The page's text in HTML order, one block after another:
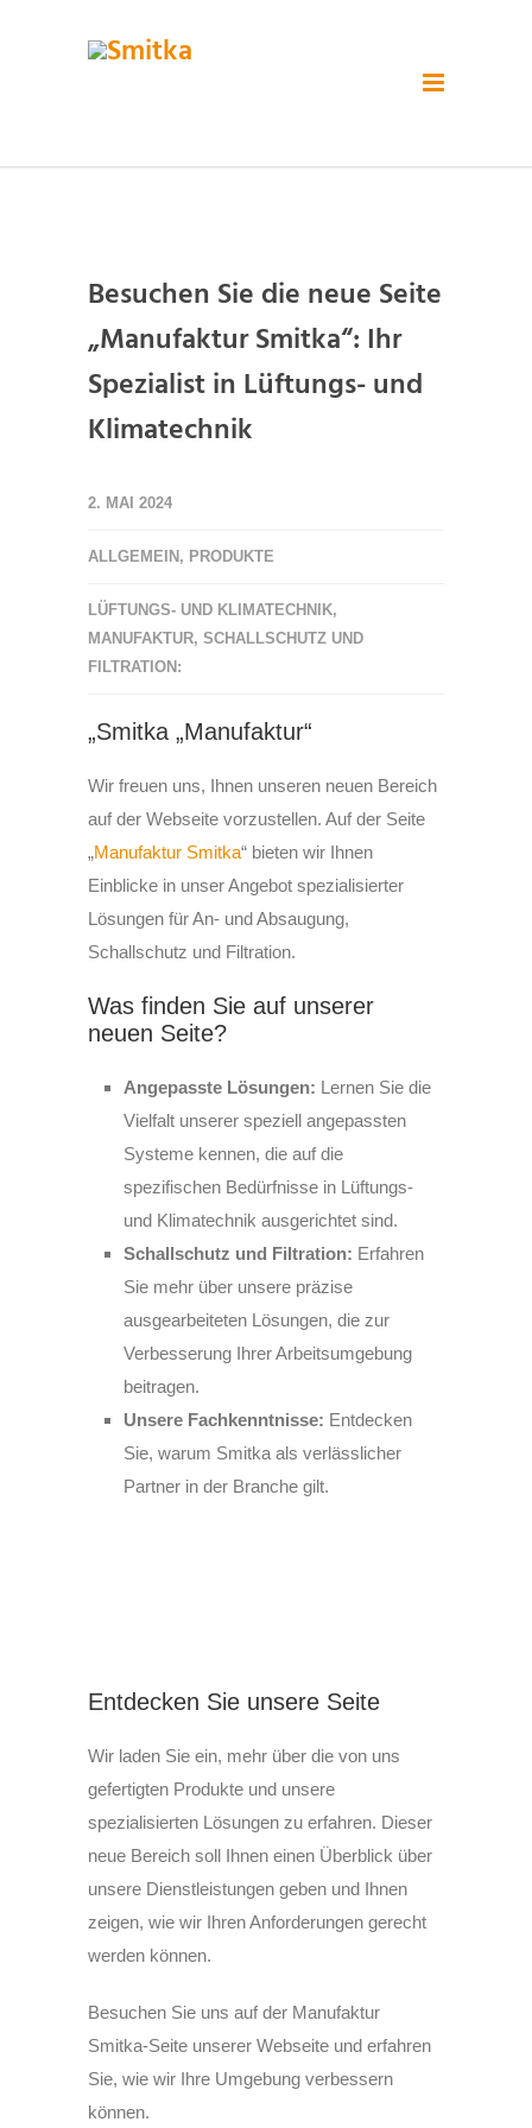
Besuchen Sie die neue Seite
„Manufaktur Smitka“: Ihr
Spezialist in Lüftungs- und
Klimatechnik
2. MAI 2024
ALLGEMEIN , PRODUKTE
LÜFTUNGS- UND KLIMATECHNIK,
MANUFAKTUR, SCHALLSCHUTZ UND
FILTRATION:
„Smitka „Manufaktur“
Wir freuen uns, Ihnen unseren neuen Bereich
auf der Webseite vorzustellen. Auf der Seite
„Manufaktur Smitka“ bieten wir Ihnen
Einblicke in unser Angebot spezialisierter
Lösungen für An- und Absaugung,
Schallschutz und Filtration.
Was finden Sie auf unserer
neuen Seite?
Angepasste Lösungen: Lernen Sie die
Vielfalt unserer speziell angepassten
Systeme kennen, die auf die
spezifischen Bedürfnisse in Lüftungs-
und Klimatechnik ausgerichtet sind.
Schallschutz und Filtration: Erfahren
Sie mehr über unsere präzise
ausgearbeiteten Lösungen, die zur
Verbesserung Ihrer Arbeitsumgebung
beitragen.
Unsere Fachkenntnisse: Entdecken
Sie, warum Smitka als verlässlicher
Partner in der Branche gilt.
Entdecken Sie unsere Seite
Wir laden Sie ein, mehr über die von uns
gefertigten Produkte und unsere
spezialisierten Lösungen zu erfahren. Dieser
neue Bereich soll Ihnen einen Überblick über
unsere Dienstleistungen geben und Ihnen
zeigen, wie wir Ihren Anforderungen gerecht
werden können.
Besuchen Sie uns auf der Manufaktur
Smitka-Seite unserer Webseite und erfahren
Sie, wie wir Ihre Umgebung verbessern
können.